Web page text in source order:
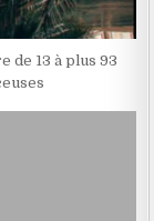
de 13 à plus 93